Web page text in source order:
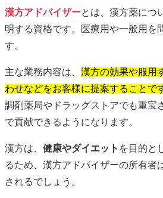
漢方アドバイザーとは、漢方薬につ
明する資格です。医療用や一般用を
す。
主な業務内容は、 漢方の効果や服用
わせなどをお客様に提案することで
調剤薬局やドラッグストアでも重宝
で貢献できるようになります。
漢方は、 健康やダイエット を目的と
るため、漢方アドバイザーの所有者
されるでしょう。